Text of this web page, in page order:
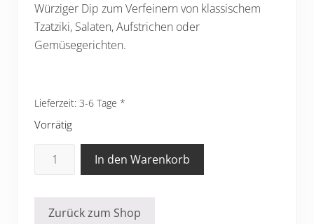
Würziger Dip zum Verfeinern von klassischem
Tzatziki, Salaten, Aufstrichen oder
Gemüsegerichten.
Lieferzeit: 3-6 Tage
Vorrätig
Menge
In den Warenkorb
Zurück zum Shop